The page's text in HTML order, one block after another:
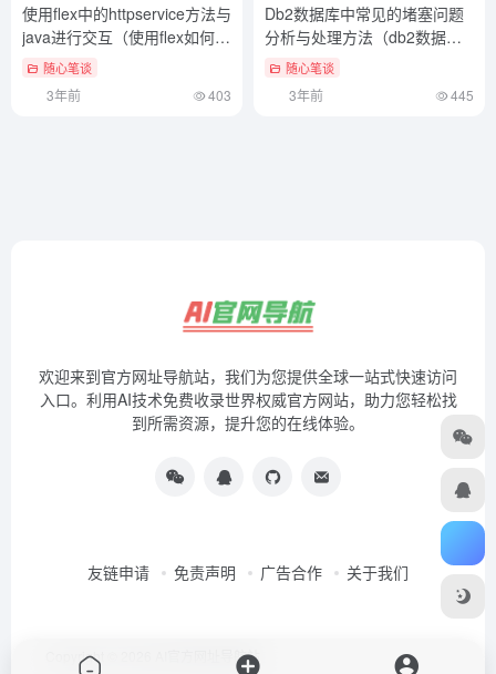
使用flex中的httpservice方法与
java进行交互（使用flex如何实
现容器内元素的垂直居中对
随心笔谈
3年前 403
Db2数据库中常见的堵塞问题
分析与处理方法（db2数据库
811解决）速看
随心笔谈
3年前 445
欢迎来到官方网址导航站，我们为您提供全球一站式快速访问
入口。利用AI技术免费收录世界权威官方网站，助力您轻松找
到所需资源，提升您的在线体验。
友链申请 免责声明 广告合作 关于我们
Copyright © 2026 AI官方网址导航站